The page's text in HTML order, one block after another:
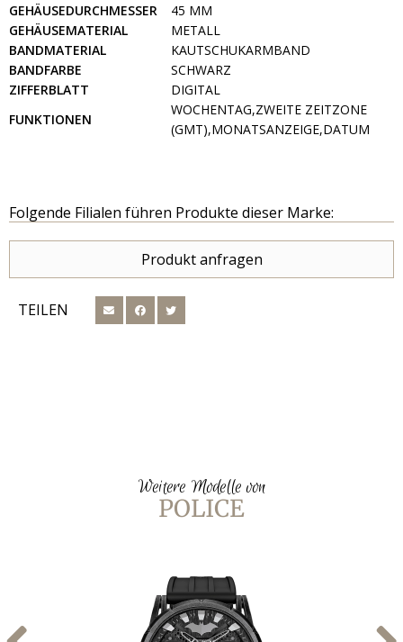
GEHÄUSEDURCHMESSER
45 MM
GEHÄUSEMATERIAL
METALL
BANDMATERIAL
KAUTSCHUKARMBAND
BANDFARBE
SCHWARZ
ZIFFERBLATT
DIGITAL
FUNKTIONEN
WOCHENTAG,ZWEITE ZEITZONE
(GMT),MONATSANZEIGE,DATUM
Folgende Filialen führen Produkte dieser Marke:
Produkt anfragen
TEILEN
Weitere Modelle von
POLICE